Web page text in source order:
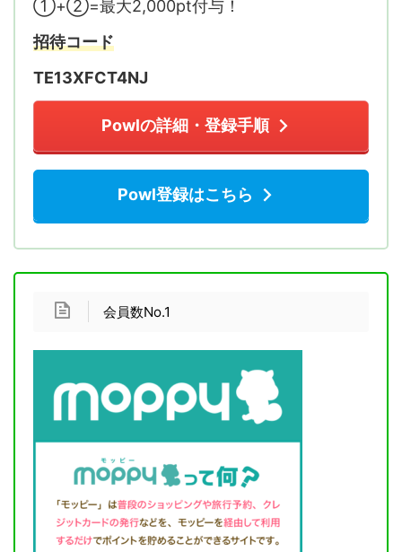
①+②=最大2,000pt付与！
招待コード
TE13XFCT4NJ
Powlの詳細・登録手順
Powl登録はこちら
会員数No.1